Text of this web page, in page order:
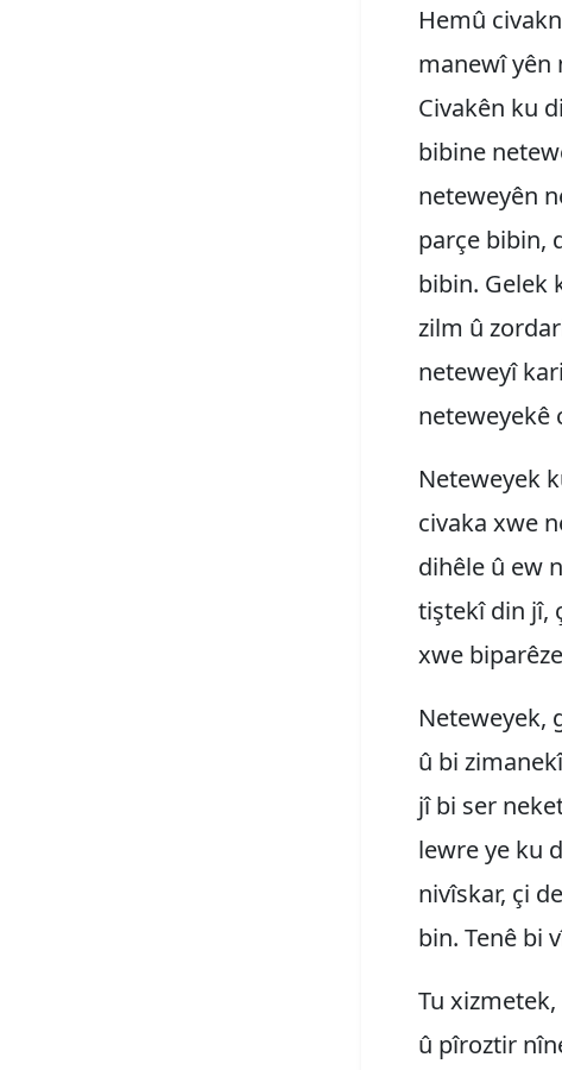
Hemû
manewî yên
Civakên ku
bibine
neteweyên
parçe bibin,
bibin. Gelek
zilm û
neteweyî
neteweyekê
Neteweyek
civaka xwe
dihêle û ew
tiştekî din jî,
xwe
Neteweyek,
û bi
jî bi ser
lewre ye ku
nivîskar, çi
bin. Tenê bi
Tu
û pîroztir